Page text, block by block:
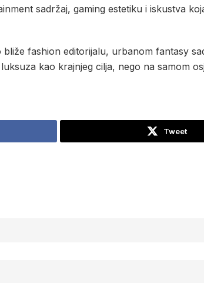
sadržaj, gaming estetiku i iskustva
fashion editorijalu, urbanom fantasy
kao krajnjeg cilja, nego na samom
Tweet